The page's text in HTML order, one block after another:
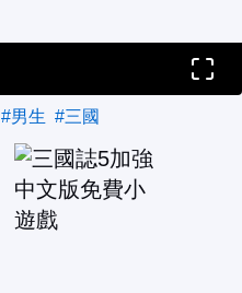
#男生 #三國